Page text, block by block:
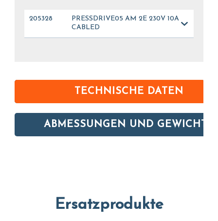
205328
PRESSDRIVE05 AM 2E 230V 10A
CABLED
TECHNISCHE DATEN
ABMESSUNGEN UND GEWICHTE
Ersatzprodukte